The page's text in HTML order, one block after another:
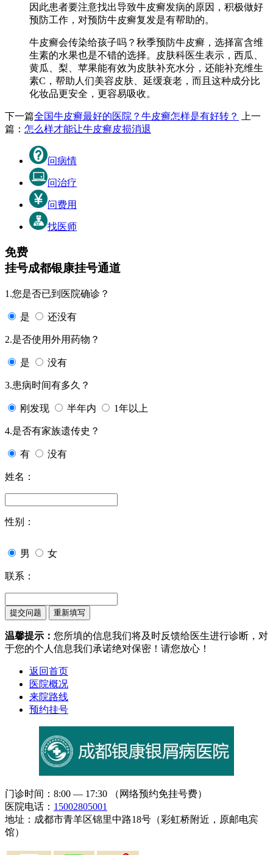
因此患者要注意找出导致牛皮癣发病的原因，积极做好
预防工作，对预防牛皮癣复发是有帮助的。
牛皮癣会传染给孩子吗？秋季预防牛皮癣，选择富含维
生素的水果也是不错的选择。皮肤科医生表示，西瓜、
黄瓜、梨、苹果能有效为皮肤补充水分，还能补充维生
素C，帮助人们美容皮肤、延缓衰老，而且这种成分比
化妆品更安全，更容易吸收。
下一篇全国牛皮癣最好的医院？牛皮癣怎样是有好转？
上一
篇： 怎么样才能让牛皮癣皮损消退
问病情
问治疗
问费用
找医师
免费
挂号成都银康挂号通道
1.您是否已到医院确诊？
是 还没有
2.是否使用外用药物？
是 没有
3.患病时间有多久？
刚发现 半年内 1年以上
4.是否有家族遗传史？
有 没有
姓名：
性别：
男 女
联系：
温馨提示： 您所填的信息我们将及时反馈给医生进行诊断，对
于您的个人信息我们承诺绝对保密！请您放心！
返回首页
医院概况
来院路线
预约挂号
门诊时间：8:00 — 17:30 （网络预约免挂号费）
医院电话： 15002805001
地址：成都市青羊区锦里中路18号（彩虹桥附近，原邮电宾
馆）